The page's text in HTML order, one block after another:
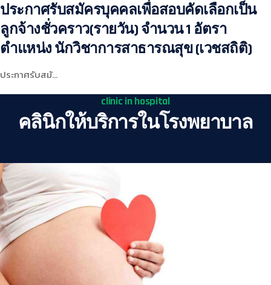
ประกาศรับสมัครบุคคลเพื่อสอบคัดเลือกเป็น
ลูกจ้างชั่วคราว(รายวัน) จำนวน 1 อัตรา
ตำแหน่ง นักวิชาการสาธารณสุข (เวชสถิติ)
ประกาศรับสมั…
clinic in hospital
คลินิกให้บริการในโรงพยาบาล